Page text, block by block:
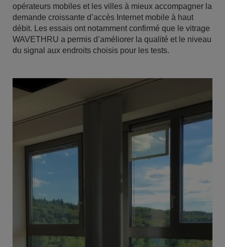
opérateurs mobiles et les villes à mieux accompagner la
demande croissante d’accès Internet mobile à haut
débit. Les essais ont notamment confirmé que le vitrage
WAVETHRU a permis d’améliorer la qualité et le niveau
du signal aux endroits choisis pour les tests.